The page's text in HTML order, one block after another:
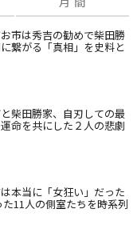
市は秀吉の勧めで柴田勝
繋がる「真相」を史料と
柴田勝家、自刃しての最
命を共にした２人の悲劇
本当に「女狂い」だった
11人の側室たちを時系列